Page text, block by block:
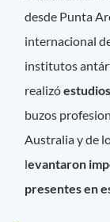
desde Punta
internacional
institutos
realizó
buzos
Australia y de
levantaron
presentes en